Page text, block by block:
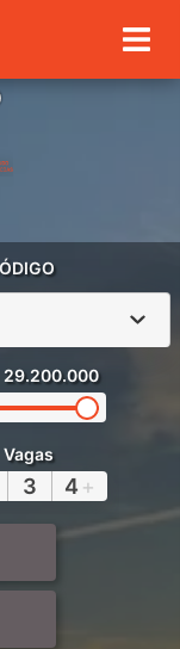
29.200.000
Vagas
3 4 +